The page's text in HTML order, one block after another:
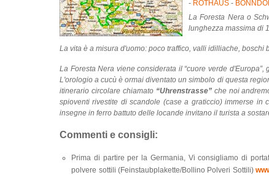
- ROTHAUS -
La Foresta Nera o
lunghezza massima di
La vita è a misura d'uomo: poco traffico, valli idilliache,
La Foresta Nera viene considerata il “cuore verde
L'orologio a cucù è ormai diventato un simbolo di questa
itinerario circolare chiamato “Uhrenstrasse”che noi
spioventi rivestite di scandole (case a graticcio) immerse
insegne in ferro battuto delle locande invitano il turista a
Commenti e consigli:
Prima di partire per la Germania, Vi consigliamo di
polvere sottili (Feinstaubplakette/Bollino Polveri Sottili)